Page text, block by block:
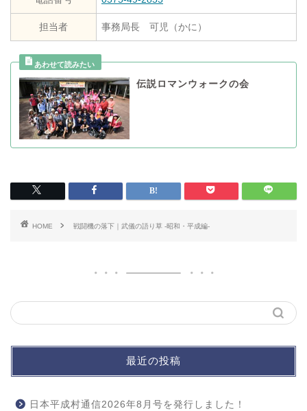
担当者 事務局長 可児（かに）
伝説ロマンウォークの会
HOME 戦闘機の落下｜武儀の語り草 -昭和・平成編-
最近の投稿
日本平成村通信2026年8月号を発行しました！